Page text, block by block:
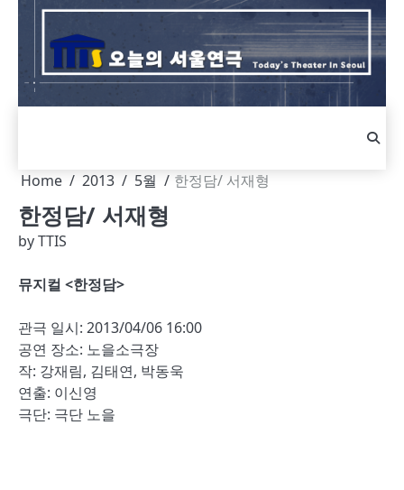
Skip
content
Home 2013 5월 한정담/ 서재형
한정담/ 서재형
byTTIS
뮤지컬 <한정담>
관극 일시: 2013/04/06 16:00
공연 장소: 노을소극장
작: 강재림, 김태연, 박동욱
연출: 이신영
극단: 극단 노을